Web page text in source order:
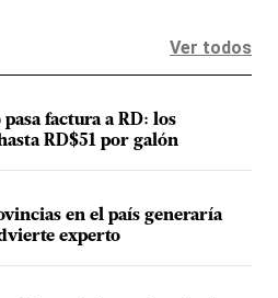
Ver todos
factura a RD: los
RD$51 por galón
en el país generaría
experto